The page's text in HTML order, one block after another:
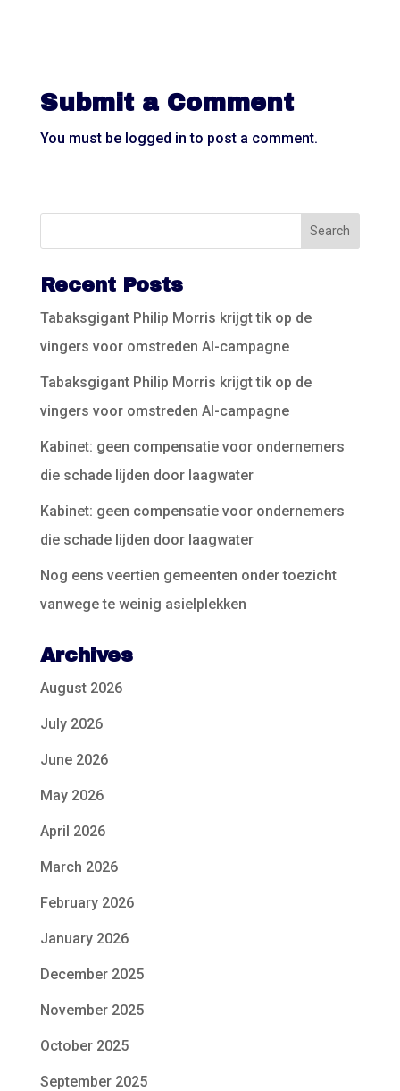
Submit a Comment
You must be logged in to post a comment.
Recent Posts
Tabaksgigant Philip Morris krijgt tik op de
vingers voor omstreden AI-campagne
Tabaksgigant Philip Morris krijgt tik op de
vingers voor omstreden AI-campagne
Kabinet: geen compensatie voor ondernemers
die schade lijden door laagwater
Kabinet: geen compensatie voor ondernemers
die schade lijden door laagwater
Nog eens veertien gemeenten onder toezicht
vanwege te weinig asielplekken
Archives
August 2026
July 2026
June 2026
May 2026
April 2026
March 2026
February 2026
January 2026
December 2025
November 2025
October 2025
September 2025